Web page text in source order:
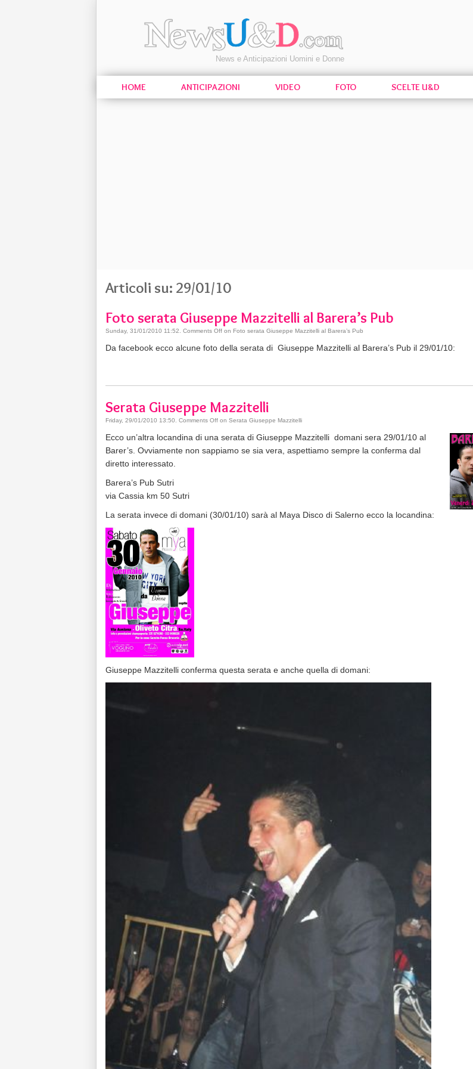
News e Anticipazioni Uomini e Donne
HOME ANTICIPAZIONI VIDEO FOTO SCELTE U&D
Articoli su: 29/01/10
Foto serata Giuseppe Mazzitelli al Barera’s Pub
Sunday, 31/01/2010 11:52 Comments Off on Foto serata Giuseppe Mazzitelli al Barera’s Pub
Da facebook ecco alcune foto della serata di Giuseppe Mazzitelli al Barera’s Pub il 29/01/10:
Serata Giuseppe Mazzitelli
Friday, 29/01/2010 13:50 Comments Off on Serata Giuseppe Mazzitelli
Ecco un’altra locandina di una serata di Giuseppe Mazzitelli domani sera 29/01/10 al
Barer’s. Ovviamente non sappiamo se sia vera, aspettiamo sempre la conferma dal
diretto interessato.
Barera’s Pub Sutri
via Cassia km 50 Sutri
La serata invece di domani (30/01/10) sarà al Maya Disco di Salerno ecco la locandina:
Giuseppe Mazzitelli conferma questa serata e anche quella di domani: